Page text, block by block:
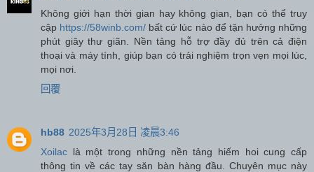
Không giới hạn thời gian hay không gian, bạn có thể truy
cập https://58winb.com/ bất cứ lúc nào để tận hưởng những
phút giây thư giãn. Nền tảng hỗ trợ đầy đủ trên cả điện
thoại và máy tính, giúp bạn có trải nghiệm trọn vẹn mọi lúc,
mọi nơi.
回覆
hb88 2025年3月28日 凌晨3:46
Xoilac là một trong những nền tảng hiếm hoi cung cấp
thông tin về các tay săn bàn hàng đầu. Chuyên mục này